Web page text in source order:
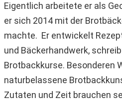
Eigentlich arbeitete er als
er sich 2014 mit der
machte. Er entwickelt
und Bäckerhandwerk,
Brotbackkurse. Besonderen
naturbelassene
Zutaten und Zeit brauchen